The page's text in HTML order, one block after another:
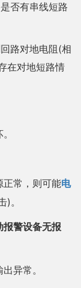
否有串线短路
路对地电阻(相
在对地短路情
正常，则可能电
)。
报警设备无报
异常。